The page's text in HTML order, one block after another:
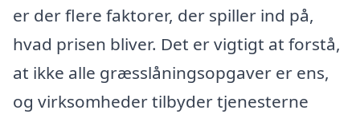
er der flere faktorer, der spiller ind på,
hvad prisen bliver. Det er vigtigt at forstå,
at ikke alle græsslåningsopgaver er ens,
og virksomheder tilbyder tjenesterne